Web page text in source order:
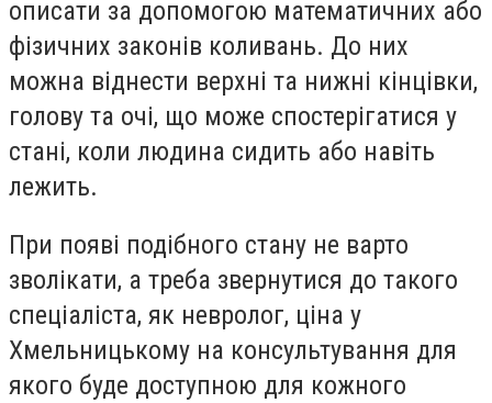
описати за допомогою математичних або
фізичних законів коливань. До них
можна віднести верхні та нижні кінцівки,
голову та очі, що може спостерігатися у
стані, коли людина сидить або навіть
лежить.
При появі подібного стану не варто
зволікати, а треба звернутися до такого
спеціаліста, як невролог, ціна у
Хмельницькому на консультування для
якого буде доступною для кожного